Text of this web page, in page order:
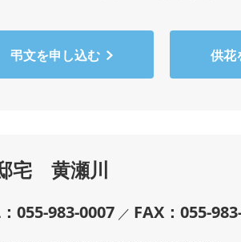
弔文を申し込む 供花
宅 黄瀬川
055-983-0007 ／ FAX：055-